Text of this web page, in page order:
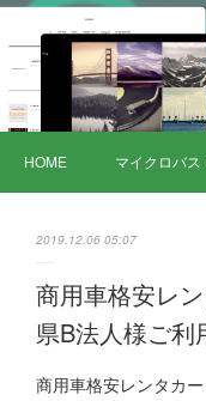
HOME マイクロバ
2019.12.06 05:07
商用車格安レ
県B法人様ご利
商用車格安レンタカ